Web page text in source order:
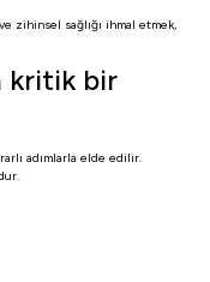
zihinsel sağlığı ihmal etmek,
kritik bir
adımlarla elde edilir.